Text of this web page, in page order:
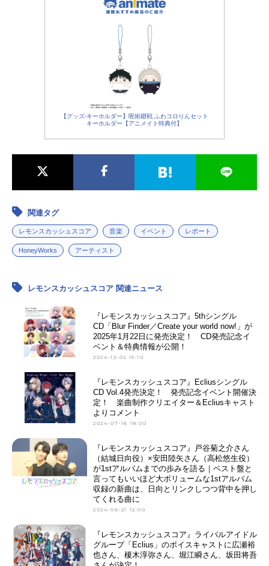
【グッズ-キーホルダー】呪術廻戦 ふわコロりんセット
キーホルダー【アニメイト特典付】
関連タグ
レモンスカッシュスコア 音楽 イベント レポート
HoneyWorks アーティスト
レモンスカッシュスコア 関連ニュース
『レモンスカッシュスコア』5thシングル
CD「Blur Finder／Create your world now!」が
2025年1月22日に発売決定！ CD発売記念イ
ベント＆特典情報が公開！
2024-12-02 15:10
『レモンスカッシュスコア』Ecliusシングル
CD Vol.4発売決定！ 発売記念イベント開催決
定！ 楽曲制作クリエイター＆Ecliusキャスト
よりコメント
2024-07-16 18:00
『レモンスカッシュスコア』戸谷菊之介さん
（結城日向役）×安田陸矢さん（高松悠生役）
が1stアルバムまでの歩みを語る｜ベスト盤と
言ってもいいほど大ボリュームな1stアルバム
収録の新曲は、日向とリンクしつつ背中を押し
てくれる曲に
2024-06-21 12:00
『レモンスカッシュスコア』ライバルアイドル
グループ「Eclius」のボイスキャストに広瀬裕
也さん、榎木淳弥さん、堀江瞬さん、坂田将吾